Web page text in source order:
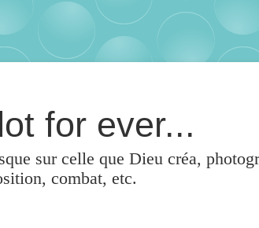
for ever...
sur celle que Dieu créa,
combat, etc.